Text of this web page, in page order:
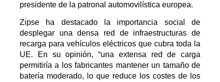
presidente de la patronal automovilística europea.
Zipse ha destacado la importancia social de
desplegar una densa red de infraestructuras de
recarga para vehículos eléctricos que cubra toda la
UE. En su opinión, “una extensa red de carga
permitiría a los fabricantes mantener un tamaño de
batería moderado, lo que reduce los costes de los